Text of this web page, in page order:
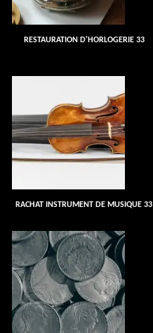
RESTAURATION D'HORLOGERIE 33
RACHAT INSTRUMENT DE MUSIQUE 33